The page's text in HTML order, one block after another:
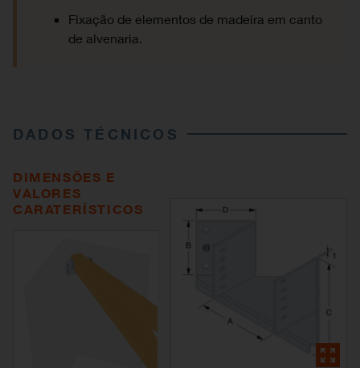
Fixação de elementos de madeira em canto
de alvenaria.
DADOS TÉCNICOS
DIMENSÕES E
VALORES
CARATERÍSTICOS